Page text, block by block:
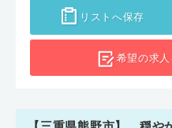
リストへ保存
希望の求人